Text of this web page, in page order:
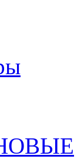
НОВЫЕ